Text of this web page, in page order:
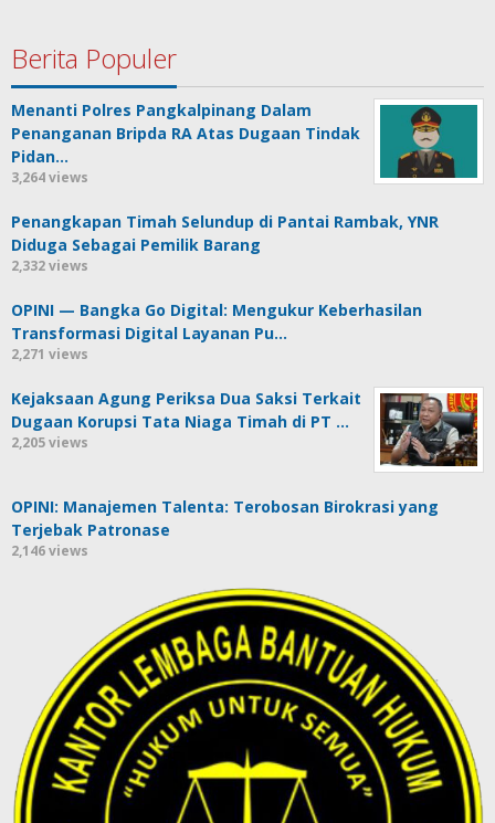
Berita Populer
Menanti Polres Pangkalpinang Dalam
Penanganan Bripda RA Atas Dugaan Tindak
Pidan…
3,264 views
Penangkapan Timah Selundup di Pantai Rambak, YNR
Diduga Sebagai Pemilik Barang
2,332 views
OPINI — Bangka Go Digital: Mengukur Keberhasilan
Transformasi Digital Layanan Pu…
2,271 views
Kejaksaan Agung Periksa Dua Saksi Terkait
Dugaan Korupsi Tata Niaga Timah di PT …
2,205 views
OPINI: Manajemen Talenta: Terobosan Birokrasi yang
Terjebak Patronase
2,146 views